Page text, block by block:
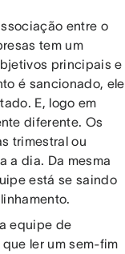
entre o
tem um
principais e
é sancionado, ele
E, logo em
diferente. Os
trimestral ou
a dia. Da mesma
está se saindo
equipe de
ler um sem-fim